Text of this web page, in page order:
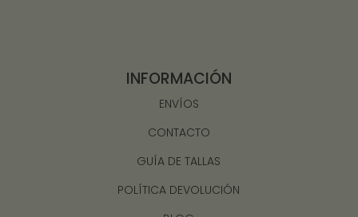
INFORMACIÓN
ENVÍOS
CONTACTO
GUÍA DE TALLAS
POLÍTICA DEVOLUCIÓN